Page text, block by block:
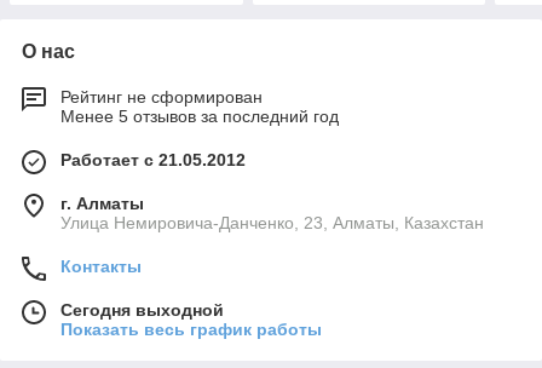
О нас
Рейтинг не сформирован
Менее 5 отзывов за последний год
Работает с 21.05.2012
г. Алматы
Улица Немировича-Данченко, 23, Алматы, Казахстан
Контакты
Сегодня выходной
Показать весь график работы